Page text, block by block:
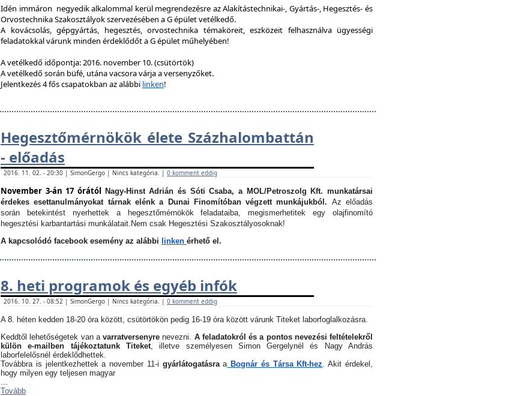
Idén immáron negyedik alkalommal kerül megrendezésre az Alakítástechnikai-, Gyártás-, Hegesztés- és
Orvostechnika Szakosztályok szervezésében a G épület vetélkedő.
A kovácsolás, gépgyártás, hegesztés, orvostechnika témaköreit, eszközeit felhasználva ügyességi
feladatokkal várunk minden érdeklődőt a G épület műhelyében!
A vetélkedő időpontja: 2016. november 10. (csütörtök)
A vetélkedő során büfé, utána vacsora várja a versenyzőket.
Jelentkezés 4 fős csapatokban az alábbi linken!
Hegesztőmérnökök élete Százhalombattán
- előadás
2016. 11. 02. - 20:30 | SimonGergo | Nincs kategória. | 0 komment eddig
November 3-án 17 órától Nagy-Hinst Adrián és Sóti Csaba, a MOL/Petroszolg Kft. munkatársai
érdekes esettanulmányokat tárnak elénk a Dunai Finomítóban végzett munkájukból. Az előadás
során betekintést nyerhettek a hegesztőmérnökök feladataiba, megismerhetitek egy olajfinomító
hegesztési karbantartási munkálatait. Nem csak Hegesztési Szakosztályosoknak!
A kapcsolódó facebook esemény az alábbi
linken érhető el.
8. heti programok és egyéb infók
2016. 10. 27. - 08:52 | SimonGergo | Nincs kategória. | 0 komment eddig
A 8. héten kedden 18-20 óra között, csütörtökön pedig 16-19 óra között várunk Titeket laborfoglalkozásra.
Keddtől lehetőségetek van a varratversenyrenevezni. A feladatokról és a pontos nevezési feltételekről
külön e-mailben tájékoztatunk Titeket, illetve személyesen Simon Gergelynél és Nagy András
laborfelelősnél érdeklődhettek.
Továbbra is jelentkezhettek a november 11-i gyárlátogatásraaBognár és Társa Kft-hez. Akit érdekel,
hogy milyen egy teljesen magyar
...
Tovább